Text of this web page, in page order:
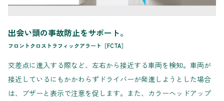
出会い頭の事故防止をサポート。
フロントクロストラフィックアラート［FCTA］
交差点に進入する際など、左右から接近する車両を検知。車両が
接近しているにもかかわらずドライバーが発進しようとした場合
は、ブザーと表示で注意を促します。また、カラーヘッドアップ